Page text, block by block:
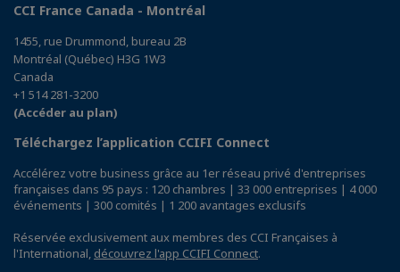
CCI France Canada - Montréal
1455, rue Drummond, bureau 2B
Montréal (Québec) H3G 1W3
Canada
+1 514 281-3200
(Accéder au plan)
Téléchargez l’application CCIFI Connect
Accélérez votre business grâce au 1er réseau privé d'entreprises
françaises dans 95 pays : 120 chambres | 33 000 entreprises | 4 000
événements | 300 comités | 1 200 avantages exclusifs
Réservée exclusivement aux membres des CCI Françaises à
l'International, découvrez l'app CCIFI Connect.